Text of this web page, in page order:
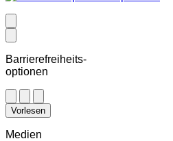
Barrierefreiheits-
optionen
Vorlesen
Medien